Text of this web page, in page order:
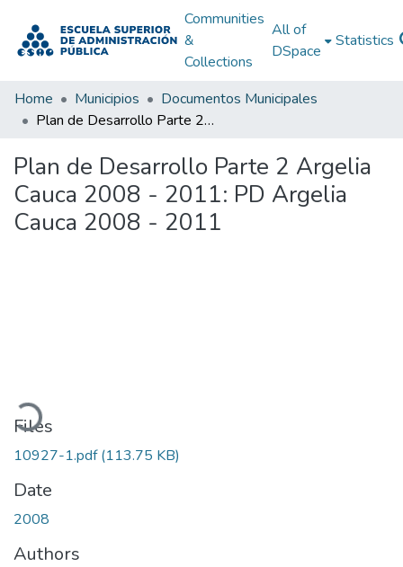
Communities
&
Collections
All of
DSpace
Statistics
Home Municipios
Documentos Municipales
Plan de Desarrollo Parte 2 Argelia Cauca 2008 - 2011: PD Argelia Cauca 2008 - 2011
Plan de Desarrollo Parte 2 Argelia
Cauca 2008 - 2011: PD Argelia
Cauca 2008 - 2011
Files
10927-1.pdf(113.75 KB)
Date
2008
Authors